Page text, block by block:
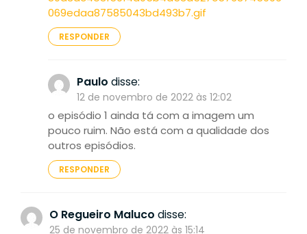
069edaa87585043bd493b7.gif
RESPONDER
Paulo disse:
12 de novembro de 2022 às 12:02
o episódio 1 ainda tá com a imagem um
pouco ruim. Não está com a qualidade dos
outros episódios.
RESPONDER
O Regueiro Maluco disse:
25 de novembro de 2022 às 15:14